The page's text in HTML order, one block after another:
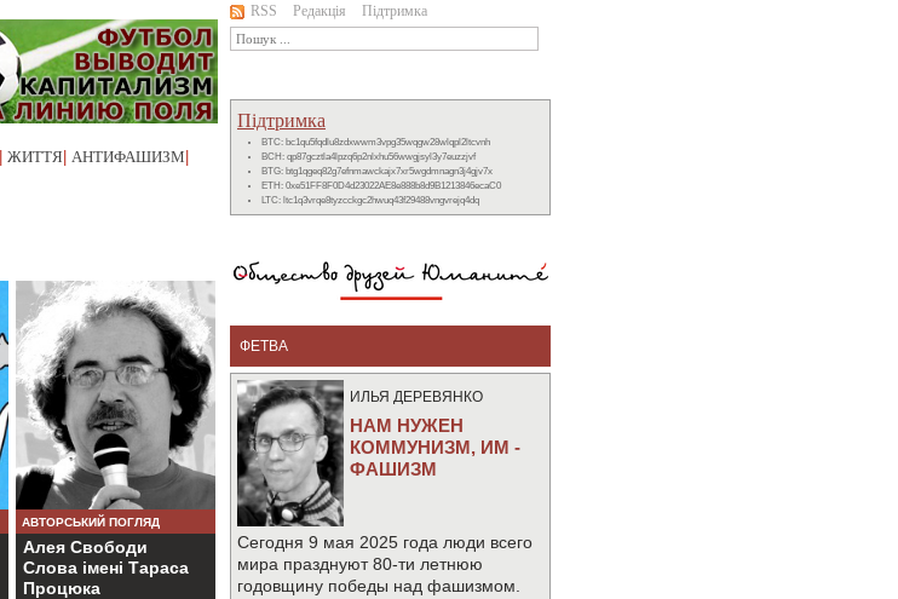
ЖИТТЯ АНТИФАШИЗМ
АВТОРСЬКИЙ ПОГЛЯД
Алея Свободи
Слова імені Тараса
Процюка
RSS Редакція Підтримка
Підтримка
BTC: bc1qu5fqdlu8zdxwwm3vpg35wqgw28wlqpl2ltcvnh
BCH: qp87gcztla4lpzq6p2nlxhu56wwgjsyl3y7euzzjvf
BTG: btg1qgeq82g7efnmawckajx7xr5wgdmnagn3j4gjv7x
ETH: 0xe51FF8F0D4d23022AE8e888b8d9B1213846ecaC0
LTC: ltc1q3vrqe8tyzcckgc2hwuq43f29488vngvrejq4dq
ФЕТВА
ИЛЬЯ ДЕРЕВЯНКО
НАМ НУЖЕН
КОММУНИЗМ, ИМ -
ФАШИЗМ
Сегодня 9 мая 2025 года люди всего
мира празднуют 80-ти летнюю
годовщину победы над фашизмом.